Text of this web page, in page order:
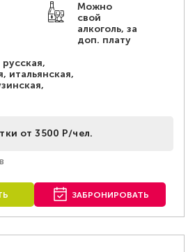
Можно
свой
алкоголь, за
доп. плату
итальянская,
от 3500 Р/чел.
ЗАБРОНИРОВАТЬ